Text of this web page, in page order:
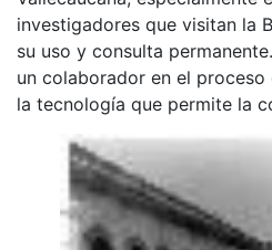
investigadores que visitan la
su uso y consulta
un colaborador en el
la tecnología que permite la